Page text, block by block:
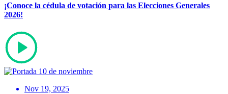
¡Conoce la cédula de votación para las Elecciones Generales
2026!
Nov 19, 2025